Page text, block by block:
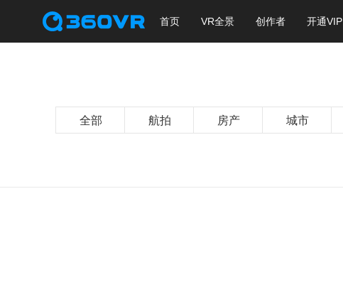
首页 VR全景 创作者 开通VIP
全部 航拍 房产 城市